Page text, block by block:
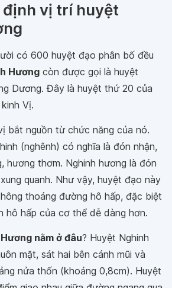
định vị trí huyệt
có 600 huyệt đạo phân bố đều
Hương còn được gọi là huyệt
Dương. Đây là huyệt thứ 20 của
Vị.
bắt nguồn từ chức năng của nó.
(nghênh) có nghĩa là đón nhận,
hương thơm. Nghinh hương là đón
quanh. Như vậy, huyệt đạo này
thoáng đường hô hấp, đặc biệt
hô hấp của cơ thể dễ dàng hơn.
nằm ở đâu? Huyệt Nghinh
mặt, sát hai bên cánh mũi và
nửa thốn (khoảng 0,8cm). Huyệt